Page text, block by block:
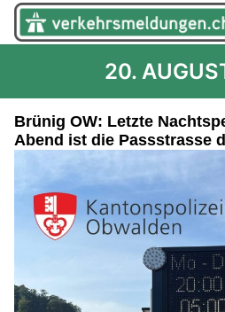
20.
Brünig OW: Letzte
Abend ist die Passstrasse